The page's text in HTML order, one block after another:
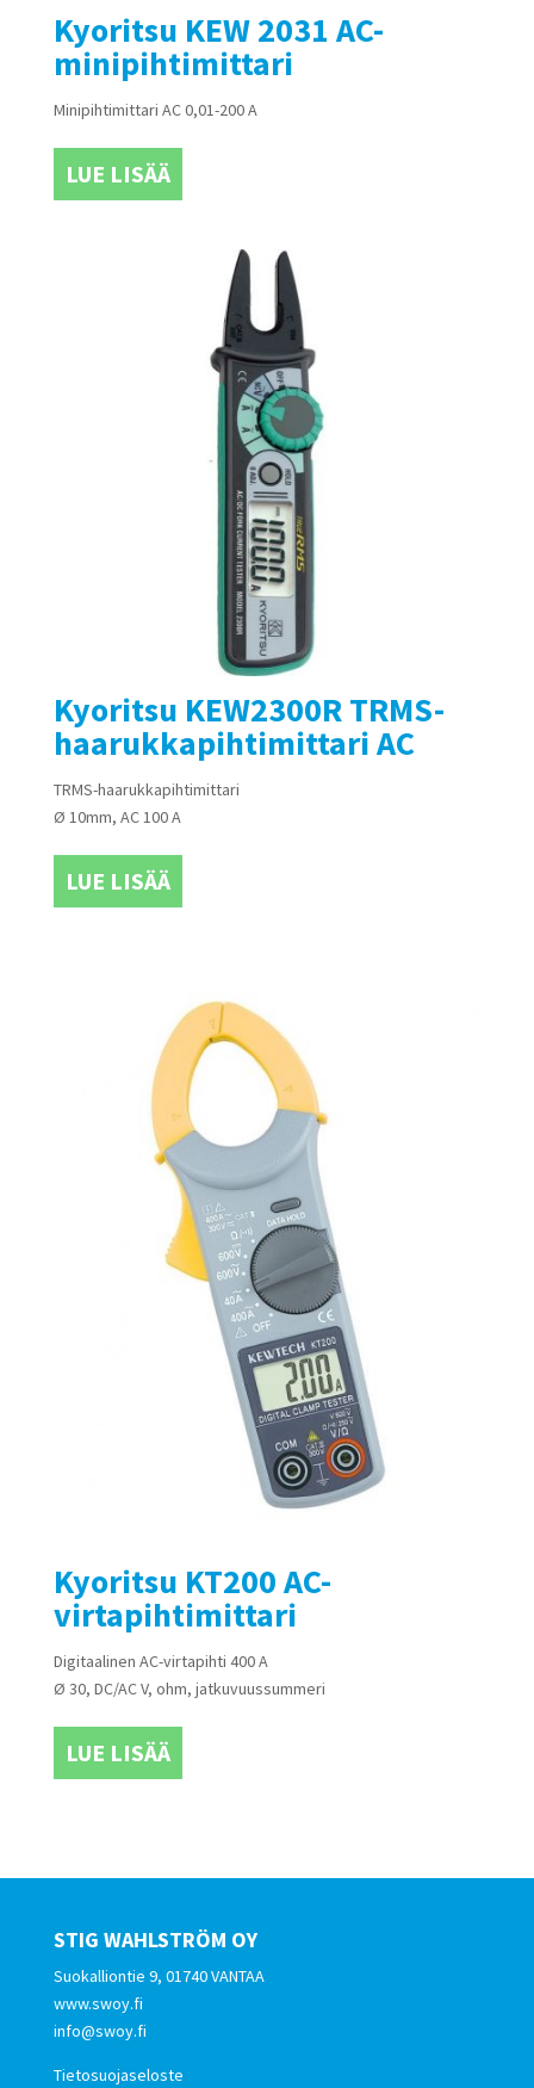
Kyoritsu KEW 2031 AC-
minipihtimittari
Minipihtimittari AC 0,01-200 A
LUE LISÄÄ
Kyoritsu KEW2300R TRMS-
haarukkapihtimittari AC
TRMS-haarukkapihtimittari
Ø 10mm, AC 100 A
LUE LISÄÄ
Kyoritsu KT200 AC-
virtapihtimittari
Digitaalinen AC-virtapihti 400 A
Ø 30, DC/AC V, ohm, jatkuvuussummeri
LUE LISÄÄ
STIG WAHLSTRÖM OY
Suokalliontie 9, 01740 VANTAA
www.swoy.fi
info@swoy.fi
Tietosuojaseloste